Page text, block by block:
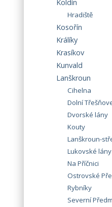
Koldín
Hradiště
Kosořín
Králíky
Krasíkov
Kunvald
Lanškroun
Cihelna
Dolní
Dvorské lány
Kouty
Lanškroun-
Lukovské lány
Na Příčnici
Ostrovské
Rybníky
Severní